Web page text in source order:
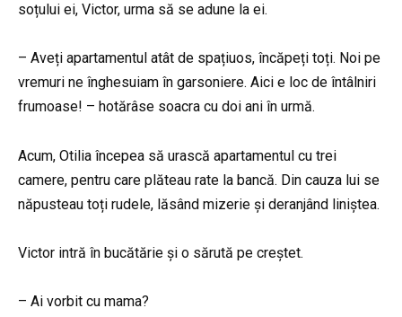
soțului ei, Victor, urma să se adune la ei.
– Aveți apartamentul atât de spațiuos, încăpeți toți. Noi pe
vremuri ne înghesuiam în garsoniere. Aici e loc de întâlniri
frumoase! – hotărâse soacra cu doi ani în urmă.
Acum, Otilia începea să urască apartamentul cu trei
camere, pentru care plăteau rate la bancă. Din cauza lui se
năpusteau toți rudele, lăsând mizerie și deranjând liniștea.
Victor intră în bucătărie și o sărută pe creștet.
– Ai vorbit cu mama?